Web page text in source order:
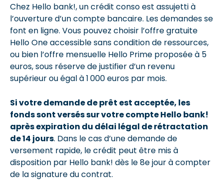
Chez Hello bank!, un crédit conso est assujetti à
l’ouverture d’un compte bancaire. Les demandes se
font en ligne. Vous pouvez choisir l’offre gratuite
Hello One accessible sans condition de ressources,
ou bien l’offre mensuelle Hello Prime proposée à 5
euros, sous réserve de justifier d’un revenu
supérieur ou égal à 1 000 euros par mois.
Si votre demande de prêt est acceptée, les
fonds sont versés sur votre compte Hello bank!
après expiration du délai légal de rétractation
de 14 jours. Dans le cas d’une demande de
versement rapide, le crédit peut être mis à
disposition par Hello bank! dès le 8e jour à compter
de la signature du contrat.